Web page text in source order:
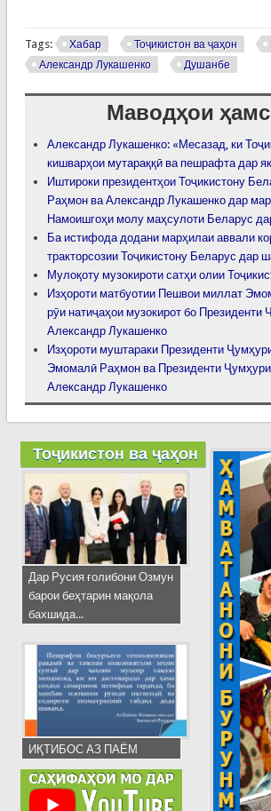
Tags: Хабар Тоҷикистон ва ҷаҳон
Александр Лукашенко
Душанбе
Маводҳои
Александр Лукашенко: «Месазад, ки
кишварҳои мутараққӣ ва пешрафта дар
Иштироки президентҳои Тоҷикистону
Раҳмон ва Александр Лукашенко дар
Намоишгоҳи молу маҳсулоти Беларус
Ба истифода додани марҳилаи аввали
тракторсозии Тоҷикистону Беларус дар
Мулоқоту музокироти сатҳи олии
Изҳороти матбуотии Пешвои миллат
рӯи натиҷаҳои музокирот бо Президенти
Александр Лукашенко
Изҳороти муштараки Президенти
Эмомалӣ Раҳмон ва Президенти
Александр Лукашенко
Тоҷикистон ва ҷаҳон
Дар Русия ғолибони Озмун
барои беҳтарин мақола
бахшида...
ИҚТИБОС АЗ ПАЁМ